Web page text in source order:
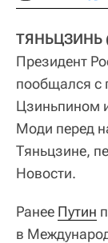
ТЯНЬЦЗИНЬ
Президент
пообщался с
Цзиньпином
Моди перед
Тяньцзине,
Новости.
Ранее Путин
в